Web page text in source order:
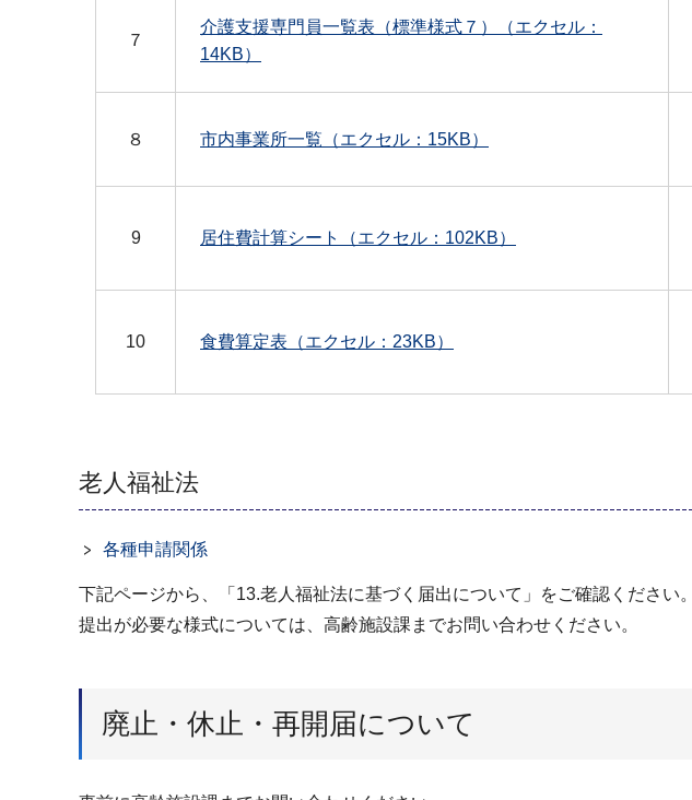
７
介護支援専門員一覧表（標準様式７）（エクセル：
14KB）
８ 市内事業所一覧（エクセル：15KB）
9 居住費計算シート（エクセル：102KB）
10 食費算定表（エクセル：23KB）
老人福祉法
各種申請関係
下記ページから、「13.老人福祉法に基づく届出について」をご確認ください。
提出が必要な様式については、高齢施設課までお問い合わせください。
廃止・休止・再開届について